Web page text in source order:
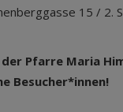
15 / 2.
der Pfarre Maria
Besucher*innen!